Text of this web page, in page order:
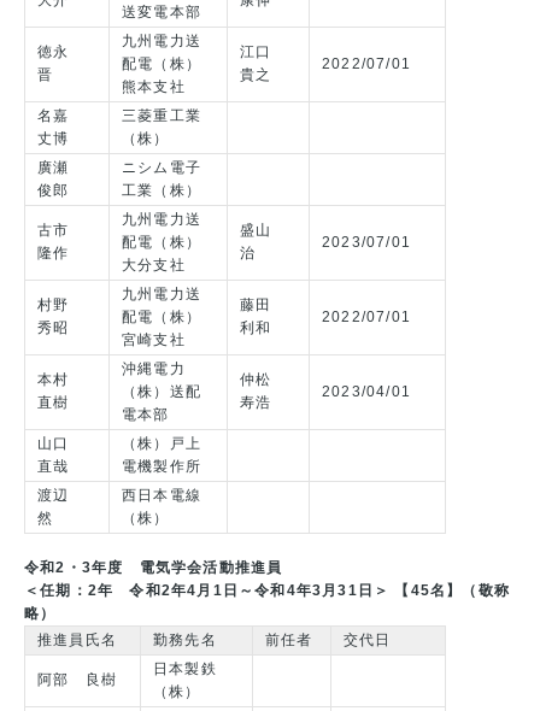
送変電本部
徳永
晋
九州電力送
配電（株）
熊本支社
江口
貴之
2022/07/01
名嘉
丈博
三菱重工業
（株）
廣瀬
俊郎
ニシム電子
工業（株）
古市
隆作
九州電力送
配電（株）
大分支社
盛山
治
2023/07/01
村野
秀昭
九州電力送
配電（株）
宮崎支社
藤田
利和
2022/07/01
本村
直樹
沖縄電力
（株）送配
電本部
仲松
寿浩
2023/04/01
山口
直哉
（株）戸上
電機製作所
渡辺
然
西日本電線
（株）
令和2・3年度 電気学会活動推進員
＜任期：2年 令和2年4月1日～令和4年3月31日＞ 【45名】（敬称
略）
推進員氏名
勤務先名 前任者 交代日
阿部 良樹
日本製鉄
（株）